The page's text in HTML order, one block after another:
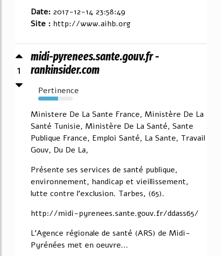
Date: 2017-12-14 23:58:49
Site : http://www.aihb.org
1
midi-pyrenees.sante.gouv.fr -
rankinsider.com
Pertinence
57%
Ministere De La Sante France, Ministère De La
Santé Tunisie, Ministère De La Santé, Sante
Publique France, Emploi Santé, La Sante, Travail
Gouv, Du De La,
Présente ses services de santé publique,
environnement, handicap et vieillissement,
lutte contre l'exclusion. Tarbes, (65).
http://midi-pyrenees.sante.gouv.fr/ddass65/
L'Agence régionale de santé (ARS) de Midi-
Pyrénées met en oeuvre...